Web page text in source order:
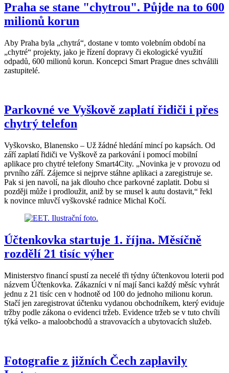
Praha se stane "chytrou". Půjde na to 600
milionů korun
Aby Praha byla „chytrá“, dostane v tomto volebním období na
„chytré“ projekty, jako je řízení dopravy či ekologické využití
odpadů, 600 milionů korun. Koncepci Smart Prague dnes schválili
zastupitelé.
Parkovné ve Vyškově zaplatí řidiči i přes
chytrý telefon
Vyškovsko, Blanensko – Už žádné hledání mincí po kapsách. Od
září zaplatí řidiči ve Vyškově za parkování i pomocí mobilní
aplikace pro chytré telefony Smart4City. „Novinka je v provozu od
prvního září. Zájemce si nejprve stáhne aplikaci a zaregistruje se.
Pak si jen navolí, na jak dlouho chce parkovné zaplatit. Dobu si
později může i prodloužit, aniž by se musel k autu dostavit,“ řekl
k novince mluvčí vyškovské radnice Michal Kočí.
Účtenkovka startuje 1. října. Měsíčně
rozdělí 21 tisíc výher
Ministerstvo financí spustí za necelé tři týdny účtenkovou loterii pod
názvem Účtenkovka. Zákazníci v ní mají šanci každý měsíc vyhrát
jednu z 21 tisíc cen v hodnotě od 100 do jednoho milionu korun.
Stačí jen zaregistrovat účtenku vydanou obchodníkem, který eviduje
tržby podle zákona o evidenci tržeb. Evidence tržeb se v tuto chvíli
týká velko- a maloobchodů a stravovacích a ubytovacích služeb.
Fotografie z jižních Čech zaplavily